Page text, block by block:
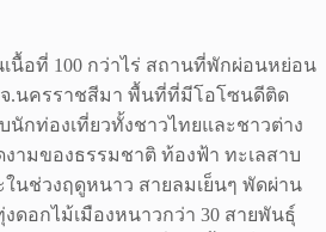
อที่ 100 กว่าไร่ สถานที่พักผ่อนหย่อน
.นครราชสีมา พื้นที่ที่มีโอโซนดีติด
กท่องเที่ยวทั้งชาวไทยและชาวต่าง
ามของธรรมชาติ ท้องฟ้า ทะเลสาบ
ในช่วงฤดูหนาว สายลมเย็นๆ พัดผ่าน
ดอกไม้เมืองหนาวกว่า 30 สายพันธุ์